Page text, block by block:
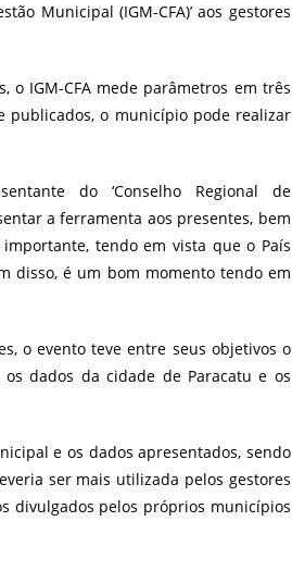
Municipal (IGM-CFA)’ aos gestores
IGM-CFA mede parâmetros em três
publicados, o município pode realizar
do ‘Conselho Regional de
a ferramenta aos presentes, bem
tendo em vista que o País
disso, é um bom momento tendo em
o evento teve entre seus objetivos o
dados da cidade de Paracatu e os
e os dados apresentados, sendo
ser mais utilizada pelos gestores
divulgados pelos próprios municípios